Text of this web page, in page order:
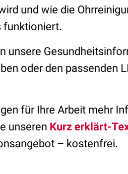
und wie die
funktioniert.
unsere
oder den passenden
für Ihre Arbeit mehr
unseren Kurz erklärt-
– kostenfrei.